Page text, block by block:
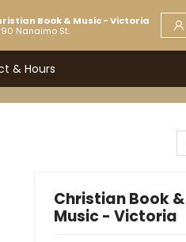
Book & Music - Victoria
Nanaimo St.
& Hours
Christian Book &
Music - Victoria